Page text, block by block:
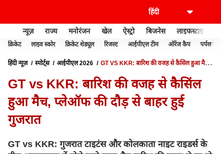
न्यूज़ राज्य मनोरंजन खेल ऐस्ट्रो बिजनेस लाइफस्टाइल
क्रिकेट लाइव स्कोर क्रिकेट शेड्यूल रिजल्ट आईपीएल टीम ऑरेंज कैप पर्पल कैप
हिंदी न्यूज़ स्पोर्ट्स आईपीएल 2026
GT VS KKR: बारिश की वजह से कैसिंल हुआ मैच,
GT vs KKR: बारिश की वजह से कैसिंल
हुआ मैच, प्लेऑफ की दौड़ से बाहर हुई
गुजरात
GT vs KKR: गुजरात टाइटंस और कोलकाता नाइट राइडर्स के